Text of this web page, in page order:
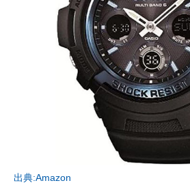
出典:Amazon